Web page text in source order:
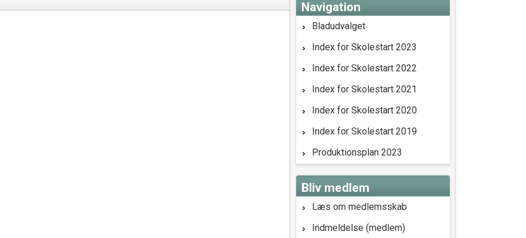
Navigation
Bladudvalget
Index for Skolestart 2023
Index for Skolestart 2022
Index for Skolestart 2021
Index for Skolestart 2020
Index for Skolestart 2019
Produktionsplan 2023
Bliv medlem
Læs om medlemsskab
Indmeldelse (medlem)